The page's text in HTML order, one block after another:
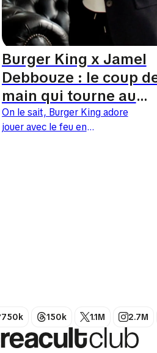
Burger King x Jamel
Debbouze : le coup
main qui tourne au
coup de pub
On le sait, Burger King adore
jouer avec le feu en
750k 150k 1.1M 2.7M